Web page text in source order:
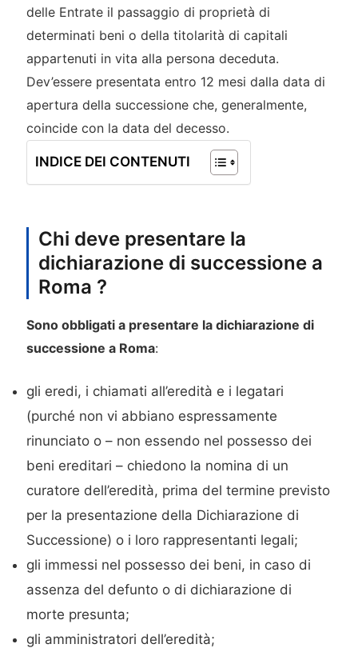
delle Entrate il passaggio di proprietà di
determinati beni o della titolarità di capitali
appartenuti in vita alla persona deceduta.
Dev’essere presentata entro 12 mesi dalla data di
apertura della successione che, generalmente,
coincide con la data del decesso.
INDICE DEI CONTENUTI
Chi deve presentare la
dichiarazione di successione a
Roma ?
Sono obbligati a presentare la dichiarazione di
successione a Roma:
gli eredi, i chiamati all’eredità e i legatari
(purché non vi abbiano espressamente
rinunciato o – non essendo nel possesso dei
beni ereditari – chiedono la nomina di un
curatore dell’eredità, prima del termine previsto
per la presentazione della Dichiarazione di
Successione) o i loro rappresentanti legali;
gli immessi nel possesso dei beni, in caso di
assenza del defunto o di dichiarazione di
morte presunta;
gli amministratori dell’eredità;